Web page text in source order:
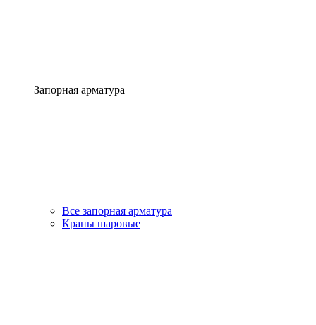
Запорная арматура
Все запорная арматура
Краны шаровые